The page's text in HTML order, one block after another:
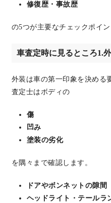
修復歴・事故歴
の5つが主要なチェックポイン
車査定時に見るところ1.
外装は車の第一印象を決める
査定士はボディの
傷
凹み
塗装の劣化
を隅々まで確認します。
ドアやボンネットの隙間
ヘッドライト・テールラ